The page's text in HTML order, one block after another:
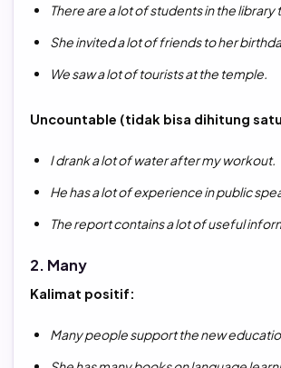
There are a lot of students in the library
She invited a lot of friends to her
We saw a lot of tourists at the temple.
Uncountable (tidak bisa dihitung
I drank a lot of water after my workout.
He has a lot of experience in public
The report contains a lot of useful
2. Many
Kalimat positif:
Many people support the new